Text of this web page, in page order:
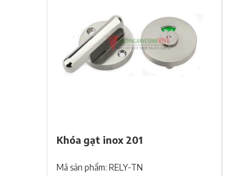
Khóa gạt inox 201
Mã sản phẩm: RELY-TN